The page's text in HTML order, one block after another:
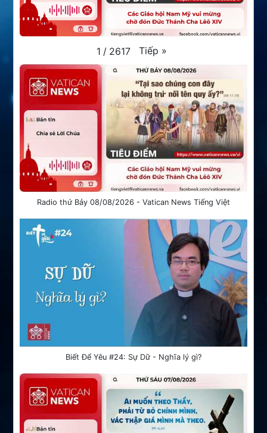
1 / 2617 Tiếp »
Radio thứ Bảy 08/08/2026 - Vatican News Tiếng Việt
Biết Để Yêu #24: Sự Dữ - Nghĩa lý gì?